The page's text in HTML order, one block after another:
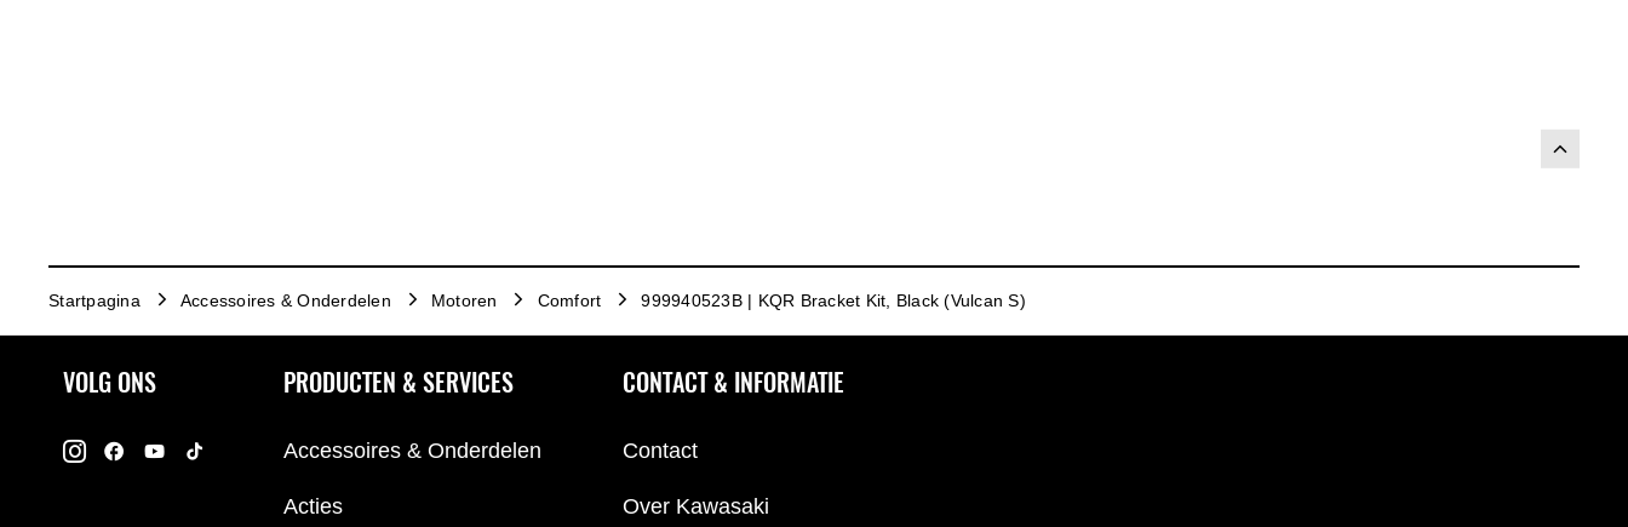
Startpagina Accessoires & Onderdelen Motoren Comfort 999940523B | KQR Bracket Kit, Black (Vulcan S)
VOLG ONS PRODUCTEN & SERVICES
Accessoires & Onderdelen
Acties
CONTACT & INFORMATIE
Contact
Over Kawasaki